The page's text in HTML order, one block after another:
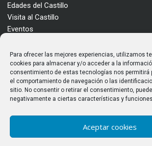
Para ofrecer las mejores experiencias, utilizamos
cookies para almacenar y/o acceder a la
consentimiento de estas tecnologías nos permitirá
el comportamiento de navegación o las
sitio. No consentir o retirar el consentimiento,
negativamente a ciertas características y
Aceptar cookies
Edades del Castillo
Visita al Castillo
Eventos
Enclave
Más información
Consultas
Horarios y tarifas